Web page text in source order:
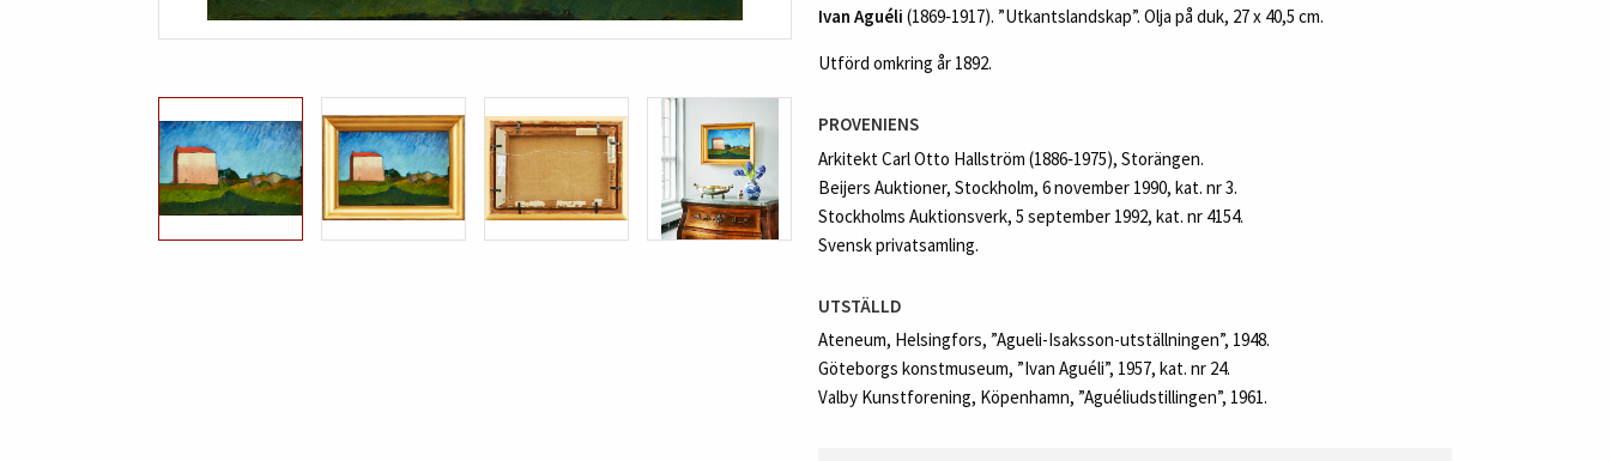
Ivan Aguéli (1869‑1917). ”Utkantslandskap”. Olja på duk, 27 x 40,5 cm.
Utförd omkring år 1892.
PROVENIENS
Arkitekt Carl Otto Hallström (1886‑1975), Storängen.
Beijers Auktioner, Stockholm, 6 november 1990, kat. nr 3.
Stockholms Auktionsverk, 5 september 1992, kat. nr 4154.
Svensk privatsamling.
UTSTÄLLD
Ateneum, Helsingfors, ”Agueli-Isaksson-utställningen”, 1948.
Göteborgs konstmuseum, ”Ivan Aguéli”, 1957, kat. nr 24.
Valby Kunstforening, Köpenhamn, ”Aguéliudstillingen”, 1961.